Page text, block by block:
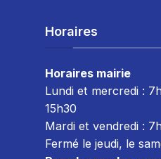
Horaires
Horaires mairie
Lundi et mercredi :
15h30
Mardi et vendredi : 7
Fermé le jeudi, le